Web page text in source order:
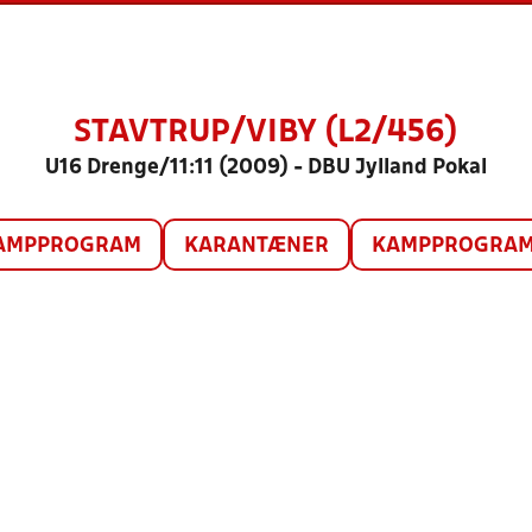
STAVTRUP/VIBY (L2/456)
U16 Drenge/11:11 (2009) - DBU Jylland Pokal
KARANTÆNER